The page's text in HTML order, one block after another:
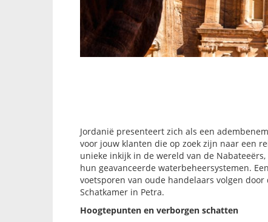
Jordanië presenteert zich als een
voor jouw klanten die op zoek zijn naar een
unieke inkijk in de wereld van de
hun geavanceerde waterbeheersystemen.
voetsporen van oude handelaars volgen
Schatkamer in Petra.
Hoogtepunten en verborgen schatten